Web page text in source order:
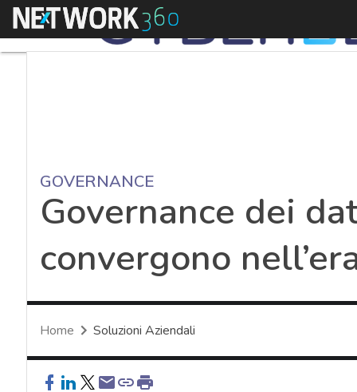
Menu
GOVERNANCE
Governance dei
convergono
Home Soluzioni Aziendali